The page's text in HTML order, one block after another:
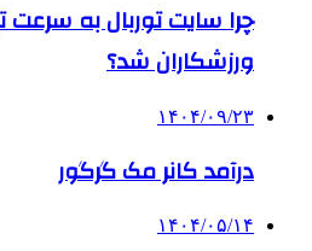
چرا سایت توربال به ‌سرعت
ورزشکاران شد؟
۱۴۰۴/۰۹/۲۳
درآمد کانر مک گرگور
۱۴۰۴/۰۵/۱۴